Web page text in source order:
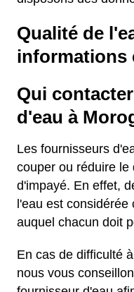
Qualité de
informations
Qui
d'eau à
Les fournisseurs
couper ou réduire le
d'impayé. En effet,
l'eau est
auquel chacun doit
En cas de difficulté
nous vous